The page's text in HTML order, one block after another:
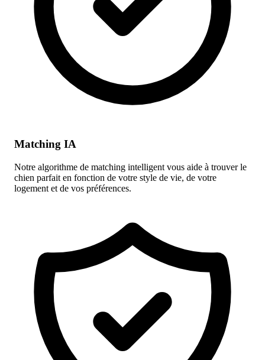
Matching IA
Notre algorithme de matching intelligent vous aide à trouver le
chien parfait en fonction de votre style de vie, de votre
logement et de vos préférences.